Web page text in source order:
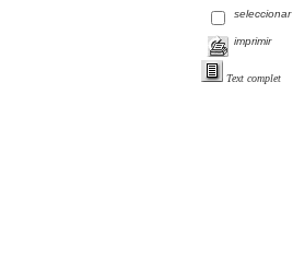
seleccionar
imprimir
Text complet